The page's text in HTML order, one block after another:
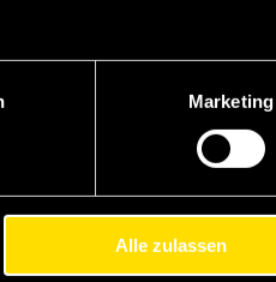
Marketing
Alle zulassen